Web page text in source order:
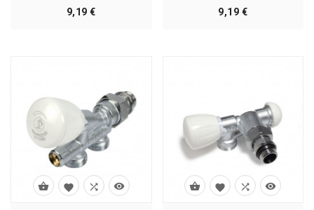
9,19 €Precio
9,19 €Precio
       